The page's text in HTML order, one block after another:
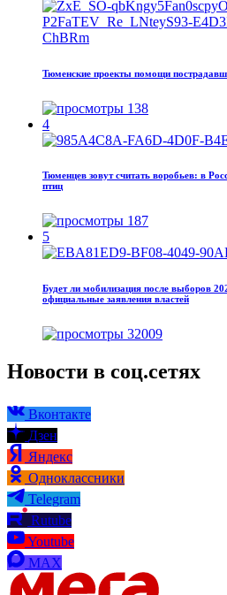
Тюменские проекты помощи
138
4
Тюменцев зовут считать воробьев: в
птиц
187
5
Будет ли мобилизация после выборов
официальные заявления властей
32009
Новости в соц.сетях
Вконтакте
Дзен
Яндекс
Одноклассники
Telegram
Rutube
Youtube
MAX